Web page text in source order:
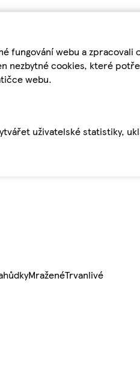
fungování webu a
cookies, které
webu.
uživatelské statistiky,
MraženéTrvanlivé